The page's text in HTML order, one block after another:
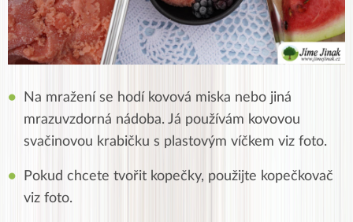
Na mražení se hodí kovová miska nebo jiná
mrazuvzdorná nádoba. Já používám kovovou
svačinovou krabičku s plastovým víčkem viz foto.
Pokud chcete tvořit kopečky, použijte kopečkovač
viz foto.